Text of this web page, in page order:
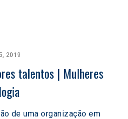
2019
talentos | Mulheres
de uma organização em